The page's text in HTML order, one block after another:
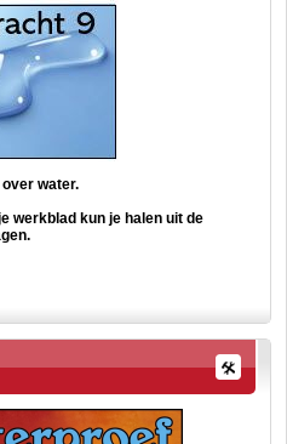
over water.
werkblad kun je halen uit de